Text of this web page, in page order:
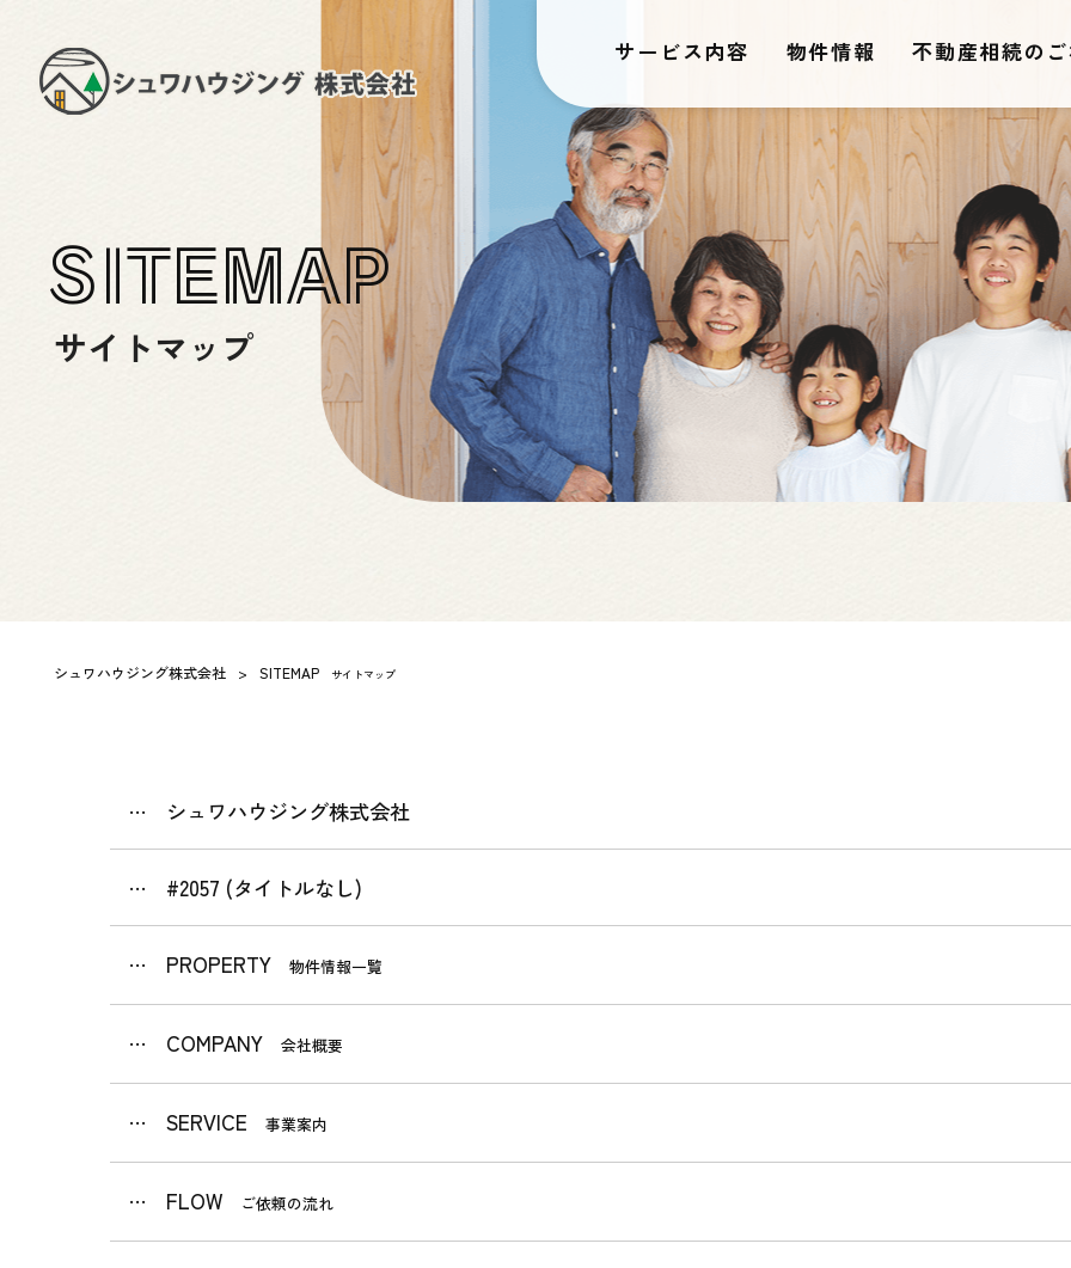
サービス内容 物件情報 不動産相続の
SITEMAP
サイトマップ
シュワハウジング株式会社 > SITEMAP サイトマップ
シュワハウジング株式会社
#2057 (タイトルなし)
PROPERTY 物件情報一覧
COMPANY 会社概要
SERVICE 事業案内
FLOW ご依頼の流れ